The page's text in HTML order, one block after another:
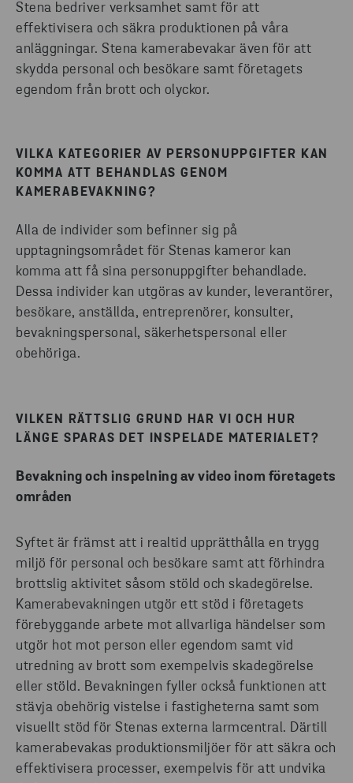
Stena bedriver verksamhet samt för att
effektivisera och säkra produktionen på våra
anläggningar. Stena kamerabevakar även för att
skydda personal och besökare samt företagets
egendom från brott och olyckor.
VILKA KATEGORIER AV PERSONUPPGIFTER KAN
KOMMA ATT BEHANDLAS GENOM
KAMERABEVAKNING?
Alla de individer som befinner sig på
upptagningsområdet för Stenas kameror kan
komma att få sina personuppgifter behandlade.
Dessa individer kan utgöras av kunder, leverantörer,
besökare, anställda, entreprenörer, konsulter,
bevakningspersonal, säkerhetspersonal eller
obehöriga.
VILKEN RÄTTSLIG GRUND HAR VI OCH HUR
LÄNGE SPARAS DET INSPELADE MATERIALET?
Bevakning och inspelning av video inom företagets
områden
Syftet är främst att i realtid upprätthålla en trygg
miljö för personal och besökare samt att förhindra
brottslig aktivitet såsom stöld och skadegörelse.
Kamerabevakningen utgör ett stöd i företagets
förebyggande arbete mot allvarliga händelser som
utgör hot mot person eller egendom samt vid
utredning av brott som exempelvis skadegörelse
eller stöld. Bevakningen fyller också funktionen att
stävja obehörig vistelse i fastigheterna samt som
visuellt stöd för Stenas externa larmcentral. Därtill
kamerabevakas produktionsmiljöer för att säkra och
effektivisera processer, exempelvis för att undvika